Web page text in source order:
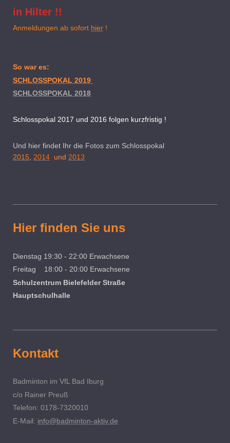
in Hilter !!
Anmeldungen ab sofort hier !
So war es:
SCHLOSSPOKAL 2019
SCHLOSSPOKAL 2018
Schlosspokal 2017 und 2016 folgen kurzfristig !
Und hier findet Ihr die Fotos zum Schlosspokal
2015, 2014 und 2013
Hier finden Sie uns
Dienstag 19:30 - 22:00 Erwachsene
Freitag 18:00 - 20:00 Erwachsene
Schulzentrum Bielefelder Straße
Hauptschulhalle
Kontakt
Badminton im VfL Bad Iburg
c/o Rainer Preuß
Telefon: 0178-7320010
E-Mail: info@badminton-aktiv.de